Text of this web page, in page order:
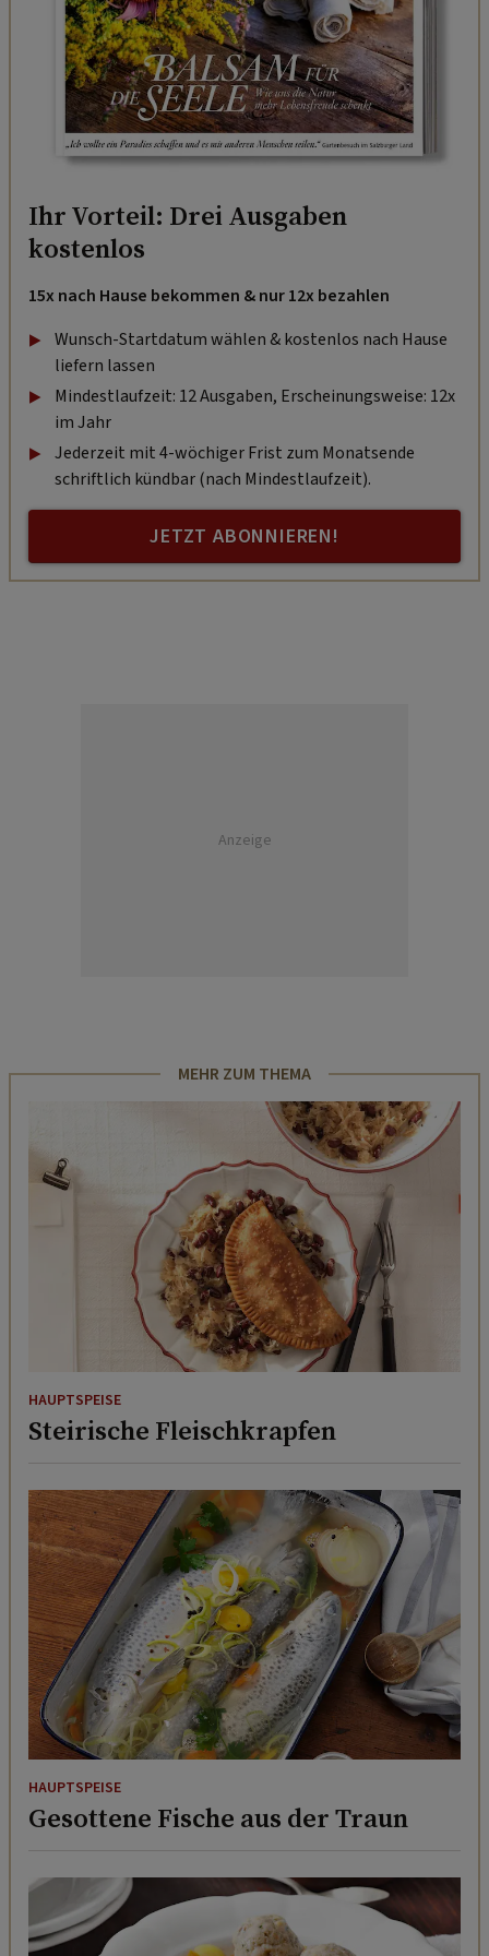
Ihr Vorteil: Drei Ausgaben
kostenlos
15x nach Hause bekommen & nur 12x bezahlen
Wunsch-Startdatum wählen & kostenlos nach Hause
liefern lassen
Mindestlaufzeit: 12 Ausgaben, Erscheinungsweise: 12x
im Jahr
Jederzeit mit 4-wöchiger Frist zum Monatsende
schriftlich kündbar (nach Mindestlaufzeit).
JETZT ABONNIEREN!
Anzeige
MEHR ZUM THEMA
HAUPTSPEISE
Steirische Fleischkrapfen
HAUPTSPEISE
Gesottene Fische aus der Traun